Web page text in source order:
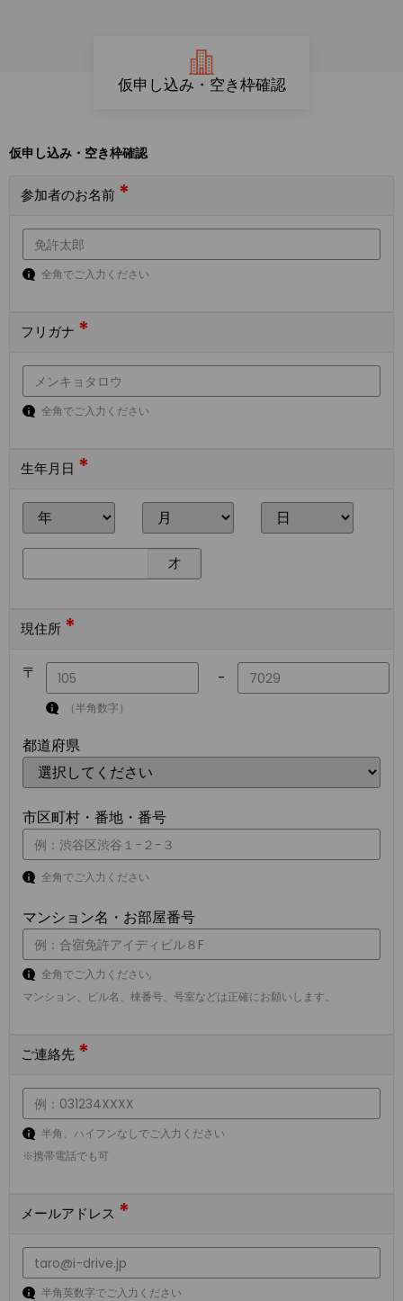
仮申し込み・空き枠確認
仮申し込み・空き枠確認
参加者のお名前 *
全角でご入力ください
フリガナ *
全角でご入力ください
生年月日 *
才
現住所 *
〒 -
（半角数字）
都道府県
市区町村・番地・番号
全角でご入力ください
マンション名・お部屋番号
全角でご入力ください,
マンション、ビル名、棟番号、号室などは正確にお願いします。
ご連絡先 *
半角、ハイフンなしでご入力ください
※携帯電話でも可
メールアドレス *
半角英数字でご入力ください